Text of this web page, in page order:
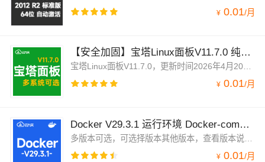
¥ 0.01/月
【安全加固】宝塔Linux面板V11.7.0 纯净面板 多系统可选 AliLinux 3.2 LTS(系统盘)服务器管理
宝塔Linux面板V11.7.0，更新时间2026年4月20日，基于官方纯净系统制作的安全加固修复版。多操作系统可选。镜像默认已集成云安全中心、云助手、云监控插件。兼容ECS云服务器，此镜像环境是系统盘运行，可自行购买和挂载数据盘。根据自身需求，一键安装所需的网站环境，比如LAMP,LNMP 等环境
¥ 0.01/月
Docker V29.3.1 运行环境 Docker-compose Aliyun Linux 3 LTS 64位
¥ 0.01/月